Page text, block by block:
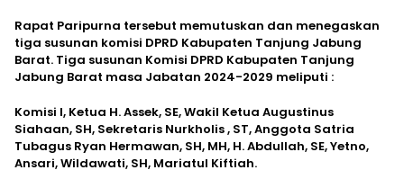
Rapat Paripurna tersebut memutuskan dan menegaskan
tiga susunan komisi DPRD Kabupaten Tanjung Jabung
Barat. Tiga susunan Komisi DPRD Kabupaten Tanjung
Jabung Barat masa Jabatan 2024-2029 meliputi :
Komisi I, Ketua H. Assek, SE, Wakil Ketua Augustinus
Siahaan, SH, Sekretaris Nurkholis , ST, Anggota Satria
Tubagus Ryan Hermawan, SH, MH, H. Abdullah, SE, Yetno,
Ansari, Wildawati, SH, Mariatul Kiftiah.